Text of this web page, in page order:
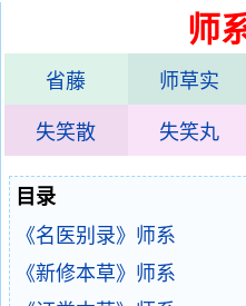
师
省藤 师草实
失笑散 失笑丸
目录
《名医别录》师系
《新修本草》师系